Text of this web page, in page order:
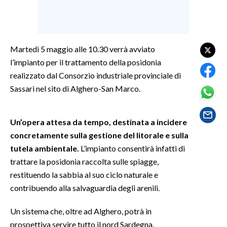
GOSSIP
SARDEGNA TURISMO
SARDI NEL MONDO
NOTIZIE
EVENTI
#CARAUNIONE
INSULARITÀ
Martedì 5 maggio alle 10.30 verrà avviato
l’impianto per il trattamento della posidonia
realizzato dal Consorzio industriale provinciale di
Sassari nel sito di Alghero-San Marco.
Un’opera attesa da tempo, destinata a incidere
concretamente sulla gestione del litorale e sulla
tutela ambientale. L’impianto consentirà infatti di
trattare la posidonia raccolta sulle spiagge,
restituendo la sabbia al suo ciclo naturale e
contribuendo alla salvaguardia degli arenili.
Un sistema che, oltre ad Alghero, potrà in
prospettiva servire tutto il nord Sardegna,